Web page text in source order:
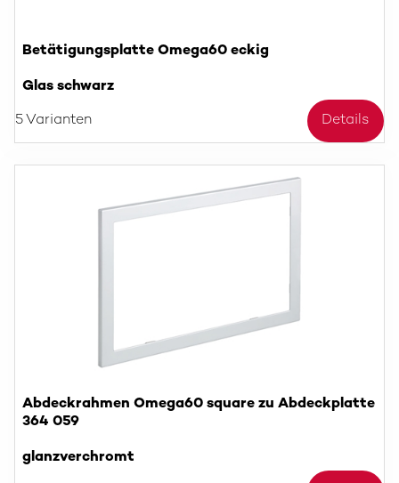
Betätigungsplatte Omega60 eckig
Glas schwarz
5 Varianten Details
Abdeckrahmen Omega60 square zu Abdeckplatte
364 059
glanzverchromt